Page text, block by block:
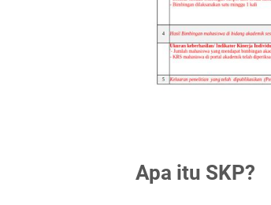
Apa itu SKP?